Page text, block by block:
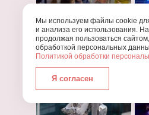
Мы используем файлы cookie
и анализа его использования.
продолжая пользоваться
обработкой персональных
Политикой обработки
Я согласен